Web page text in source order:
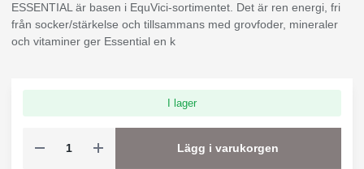
ESSENTIAL är basen i EquVici-sortimentet. Det är ren energi, fri
från socker/stärkelse och tillsammans med grovfoder, mineraler
och vitaminer ger Essential en k
I lager
Lägg i varukorgen